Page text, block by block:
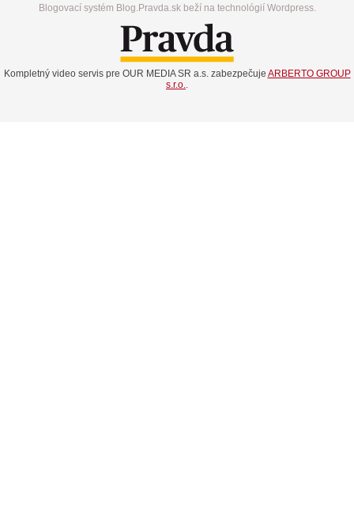
Blogovací systém Blog.Pravda.sk beží na technológií Wordpress.
Kompletný video servis pre OUR MEDIA SR a.s. zabezpečuje ARBERTO GROUP
s.r.o.